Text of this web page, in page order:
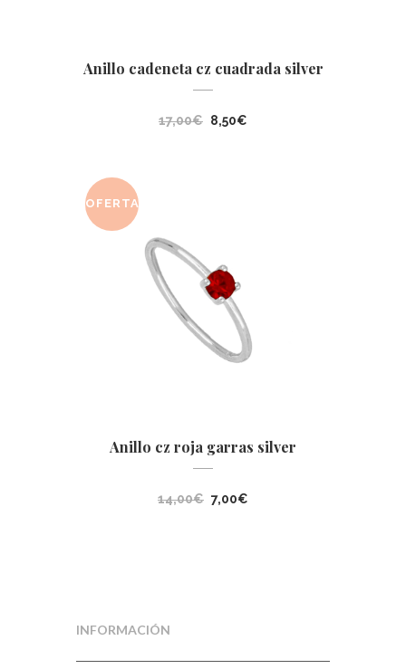
Anillo cadeneta cz cuadrada silver
17,00€ El
8,50€
OFERTA
Anillo cz roja garras silver
14,00€ El
7,00€
INFORMACIÓN